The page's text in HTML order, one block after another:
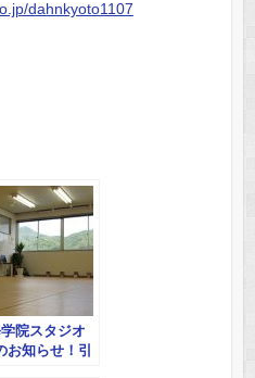
dahnkyoto1107
院スタジオ
お知らせ！引